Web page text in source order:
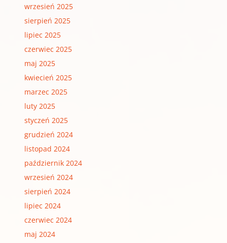
wrzesień 2025
sierpień 2025
lipiec 2025
czerwiec 2025
maj 2025
kwiecień 2025
marzec 2025
luty 2025
styczeń 2025
grudzień 2024
listopad 2024
październik 2024
wrzesień 2024
sierpień 2024
lipiec 2024
czerwiec 2024
maj 2024